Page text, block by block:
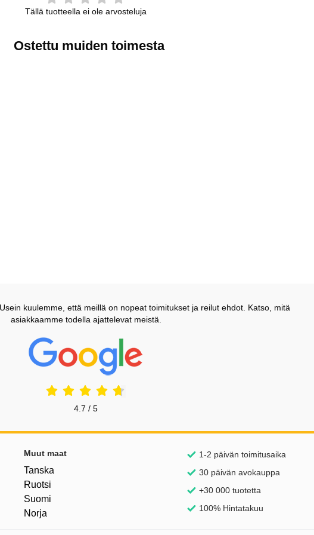
Tällä tuotteella ei ole arvosteluja
Ostettu muiden toimesta
kuulemme, että meillä on nopeat toimitukset ja reilut ehdot. Katso, mitä
asiakkaamme todella ajattelevat meistä.
Prisjakt Arvostelu: 4.7 Tähdet
4.7 / 5
Muut maat
Tanska
Ruotsi
Suomi
Norja
1-2 päivän toimitusaika
30 päivän avokauppa
+30 000 tuotetta
100% Hintatakuu